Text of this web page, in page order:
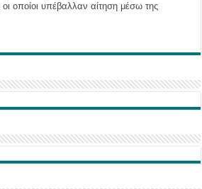
οι οποίοι υπέβαλλαν αίτηση μέσω της